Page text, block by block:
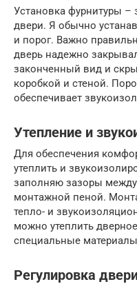
Установка фурнитуры –
двери. Я обычно
и порог. Важно
дверь надежно
законченный вид и
коробкой и стеной.
обеспечивает
Утепление и
Для обеспечения
утеплить и
заполняю зазоры
монтажной пеной.
тепло- и
можно утеплить
специальные
Регулировка